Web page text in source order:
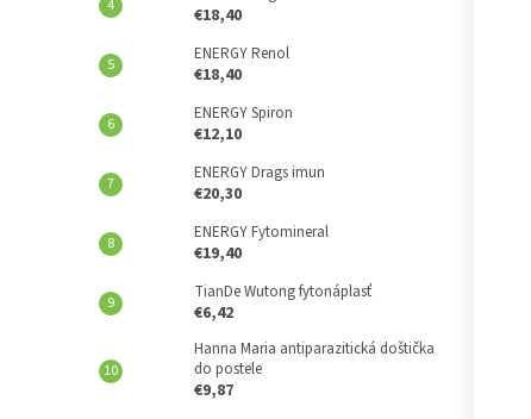
€18,40
ENERGY Renol
€18,40
ENERGY Spiron
€12,10
ENERGY Drags imun
€20,30
ENERGY Fytomineral
€19,40
TianDe Wutong fytonáplasť
€6,42
Hanna Maria antiparazitická doštička
do postele
€9,87